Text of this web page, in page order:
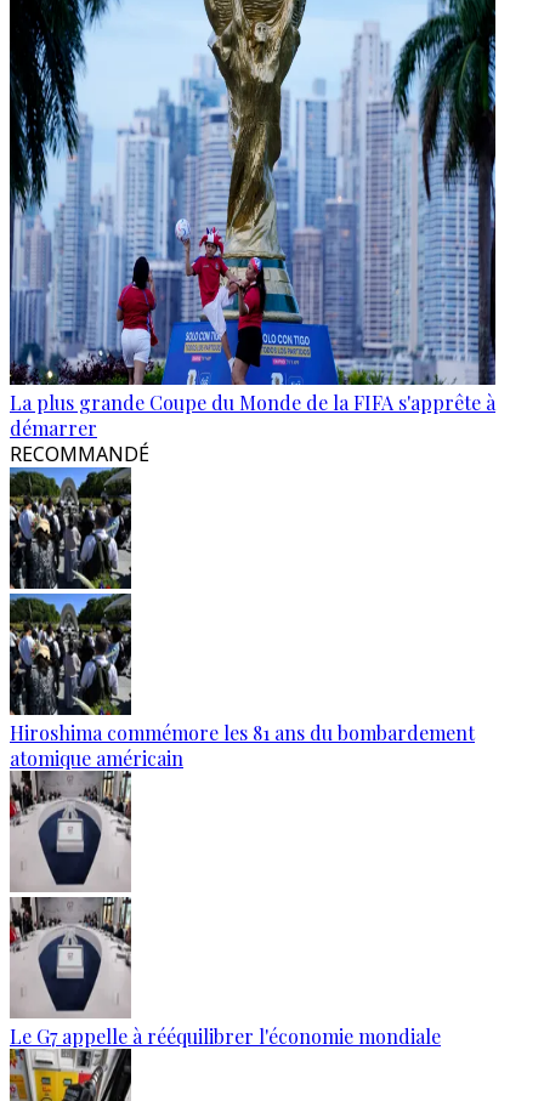
La plus grande Coupe du Monde de la FIFA s'apprête à
démarrer
RECOMMANDÉ
Hiroshima commémore les 81 ans du bombardement
atomique américain
Le G7 appelle à rééquilibrer l'économie mondiale